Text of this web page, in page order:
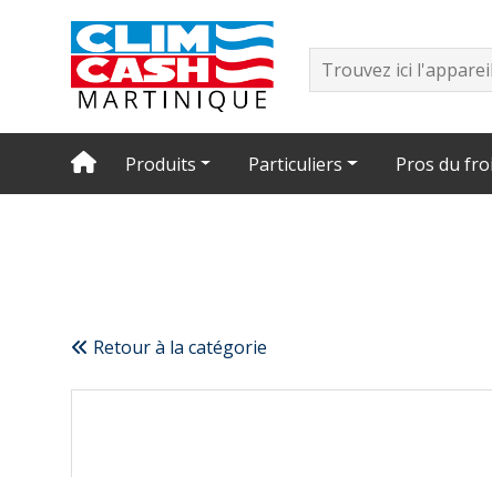
Produits Particuliers Pros du
Retour à la catégorie